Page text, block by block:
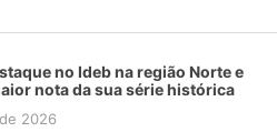
no Ideb na região Norte e
nota da sua série histórica
2026